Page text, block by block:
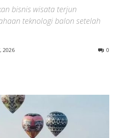
bisnis wisata terjun
teknologi balon setelah
2026 0